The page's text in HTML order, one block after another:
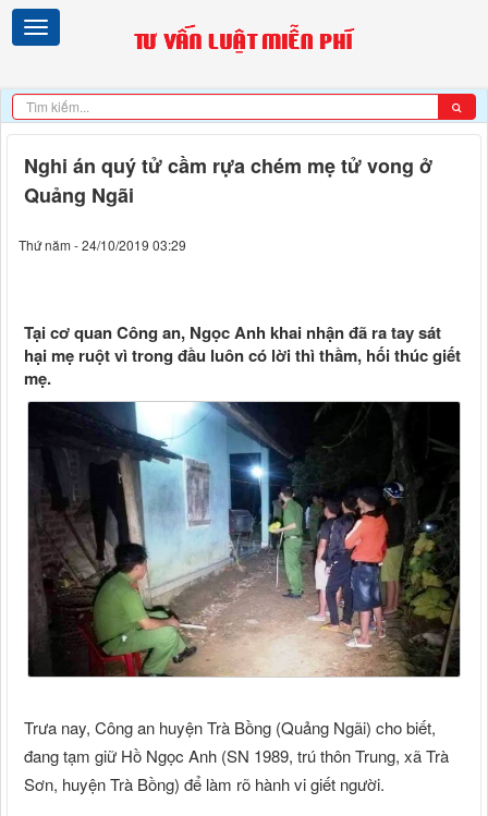
Nghi án quý tử cầm rựa chém mẹ tử vong ở
Quảng Ngãi
Thứ năm - 24/10/2019 03:29
Tại cơ quan Công an, Ngọc Anh khai nhận đã ra tay sát
hại mẹ ruột vì trong đầu luôn có lời thì thầm, hối thúc giết
mẹ.
Trưa nay, Công an huyện Trà Bồng (Quảng Ngãi) cho biết,
đang tạm giữ Hồ Ngọc Anh (SN 1989, trú thôn Trung, xã Trà
Sơn, huyện Trà Bồng) để làm rõ hành vi giết người.